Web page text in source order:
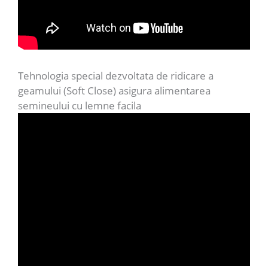
Tehnologia special dezvoltata de ridicare a
geamului (Soft Close) asigura alimentarea
semineului cu lemne facila